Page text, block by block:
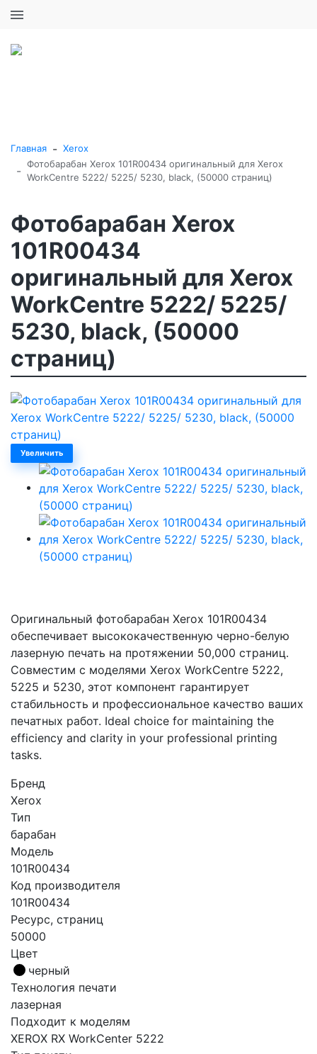
Главная - Xerox
- Фотобарабан Xerox 101R00434 оригинальный для Xerox
WorkCentre 5222/ 5225/ 5230, black, (50000 страниц)
Фотобарабан Xerox
101R00434
оригинальный для Xerox
WorkCentre 5222/ 5225/
5230, black, (50000
страниц)
Увеличить
Оригинальный фотобарабан Xerox 101R00434
обеспечивает высококачественную черно-белую
лазерную печать на протяжении 50,000 страниц.
Совместим с моделями Xerox WorkCentre 5222,
5225 и 5230, этот компонент гарантирует
стабильность и профессиональное качество ваших
печатных работ. Ideal choice for maintaining the
efficiency and clarity in your professional printing
tasks.
Бренд
Xerox
Тип
барабан
Модель
101R00434
Код производителя
101R00434
Ресурс, страниц
50000
Цвет
черный
Технология печати
лазерная
Подходит к моделям
XEROX RX WorkCenter 5222